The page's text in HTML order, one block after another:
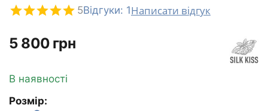
5Відгуки: 1Написати відгук
‍5 800‍ грн
В наявності
Розмір: